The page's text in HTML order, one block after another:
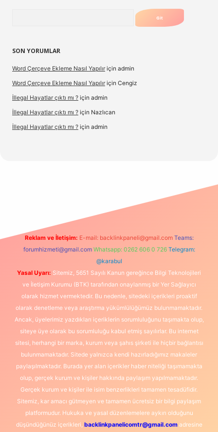
SON YORUMLAR
Word Çerçeve Ekleme Nasıl Yapılır için admin
Word Çerçeve Ekleme Nasıl Yapılır için Cengiz
İllegal Hayatlar çıktı mı ? için admin
İllegal Hayatlar çıktı mı ? için Nazlıcan
İllegal Hayatlar çıktı mı ? için admin
Reklam ve İletişim: E-mail: backlinkpaneli@gmail.com Teams:
forumhizmeti@gmail.com Whatsapp: 0262 606 0 726 Telegram:
@karabul
Yasal Uyarı: Sitemiz, 5651 Sayılı Kanun gereğince Bilgi Teknolojileri
ve İletişim Kurumu (BTK) tarafından onaylanmış bir Yer Sağlayıcı
olarak hizmet vermektedir. Bu nedenle, sitedeki içerikleri proaktif
olarak denetleme veya araştırma yükümlülüğümüz bulunmamaktadır.
Ancak, üyelerimiz yazdıkları içeriklerin sorumluluğunu taşımakta olup,
siteye üye olarak bu sorumluluğu kabul etmiş sayılırlar. Bu internet
sitesi, herhangi bir marka, kurum veya şahıs şirketi ile hiçbir bağlantısı
bulunmamaktadır. Sitede yalnızca kendi hazırladığımız makaleler
paylaşılmaktadır. Burada yer alan içerikler haber niteliği taşımamakta
olup, gerçek kurum ve kişiler hakkında paylaşım yapılmamaktadır.
Gerçek kurum ve kişiler ile isim benzerlikleri tamamen tesadüfidir.
Sitemiz, kar amacı gütmeyen ve tamamen ücretsiz bir bilgi paylaşım
platformudur. Hukuka ve yasal düzenlemelere aykırı olduğunu
düşündüğünüz içerikleri, backlinkpanelicomtr@gmail.comadresine